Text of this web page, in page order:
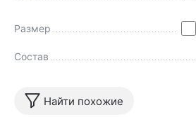
Размер
Состав
Найти похожие